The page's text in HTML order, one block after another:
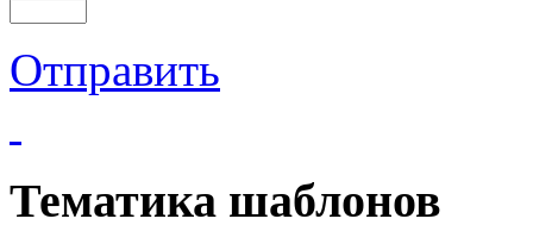
Отправить
Тематика шаблонов